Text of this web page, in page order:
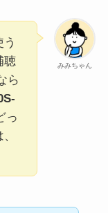
みみちゃん
聴
ら
っ